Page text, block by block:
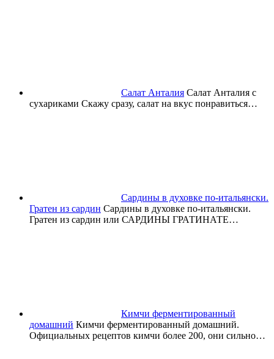
Салат Анталия Салат Анталия с
сухариками Скажу сразу, салат на вкус понравиться…
Сардины в духовке по-итальянски.
Гратен из сардин Сардины в духовке по-итальянски.
Гратен из сардин или САРДИНЫ ГРАТИНАТЕ…
Кимчи ферментированный
домашний Кимчи ферментированный домашний.
Официальных рецептов кимчи более 200, они сильно…